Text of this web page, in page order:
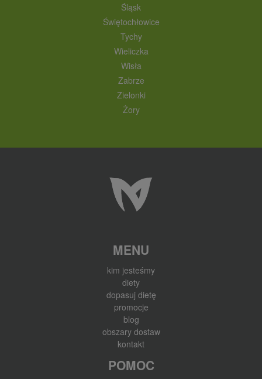
Śląsk
Świętochłowice
Tychy
Wieliczka
Wisła
Zabrze
Zielonki
Żory
MENU
kim jesteśmy
diety
dopasuj dietę
promocje
blog
obszary dostaw
kontakt
POMOC